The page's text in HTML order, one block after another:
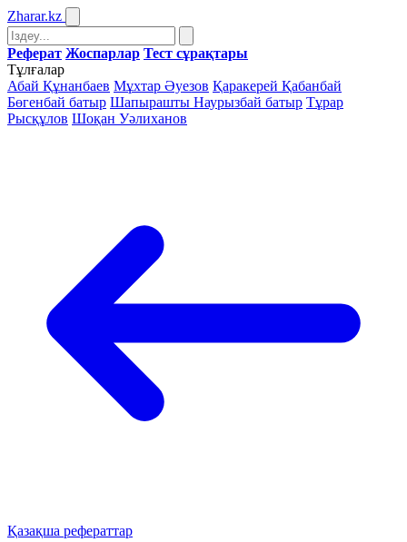
Zharar.kz
Реферат Жоспарлар Тест сұрақтары
Тұлғалар
Абай Құнанбаев Мұхтар Әуезов Қаракерей Қабанбай
Бөгенбай батыр Шапырашты Наурызбай батыр Тұрар
Рысқұлов Шоқан Уәлиханов
Қазақша рефераттар